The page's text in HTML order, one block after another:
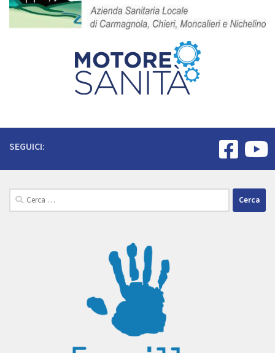
SEGUICI:
Ricerca
per: